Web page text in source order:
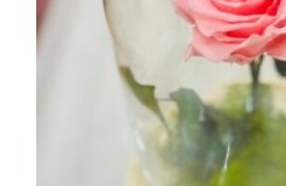
AÑADIR AL
DETALLES